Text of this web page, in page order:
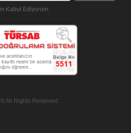
Kabul Ediyorum.
All Rights Reserved.